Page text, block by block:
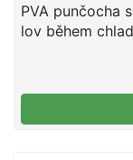
PVA punčocha
lov během
dnu. Jedná se
díky
trhání
jemnými